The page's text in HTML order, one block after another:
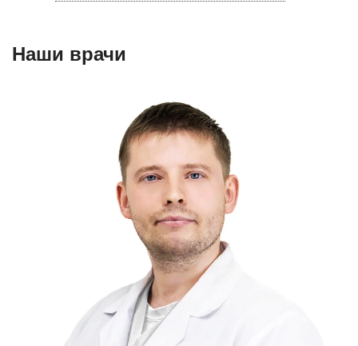
Наши врачи